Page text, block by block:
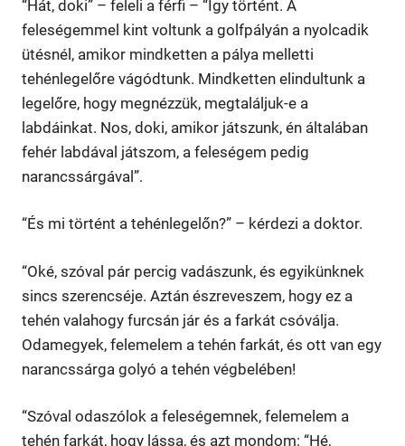
“Hát, doki” – feleli a férfi – “Így történt. A
feleségemmel kint voltunk a golfpályán a nyolcadik
ütésnél, amikor mindketten a pálya melletti
tehénlegelőre vágódtunk. Mindketten elindultunk a
legelőre, hogy megnézzük, megtaláljuk-e a
labdáinkat. Nos, doki, amikor játszunk, én általában
fehér labdával játszom, a feleségem pedig
narancssárgával”.
“És mi történt a tehénlegelőn?” – kérdezi a doktor.
“Oké, szóval pár percig vadászunk, és egyikünknek
sincs szerencséje. Aztán észreveszem, hogy ez a
tehén valahogy furcsán jár és a farkát csóválja.
Odamegyek, felemelem a tehén farkát, és ott van egy
narancssárga golyó a tehén végbelében!
“Szóval odaszólok a feleségemnek, felemelem a
tehén farkát, hogy lássa, és azt mondom: “Hé,